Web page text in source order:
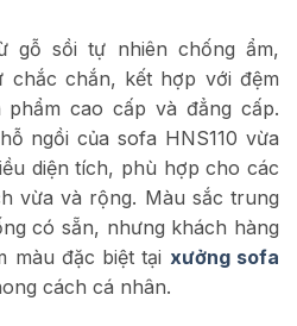
gỗ sồi tự nhiên chống ẩm,
chắc chắn, kết hợp với đệm
cao cấp và đẳng cấp.
ngồi của sofa HNS110 vừa
diện tích, phù hợp cho các
vừa và rộng. Màu sắc trung
có sẵn, nhưng khách hàng
màu đặc biệt tại xưởng sofa
cách cá nhân.